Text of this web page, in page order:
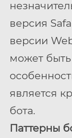
версия
версии
может
является
бота.
Паттерны